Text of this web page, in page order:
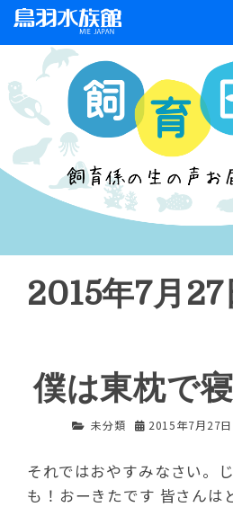
2015年7月27
僕は東枕で
未分類 2015年7月27日
それではおやすみなさい。
も！おーきたです 皆さんは